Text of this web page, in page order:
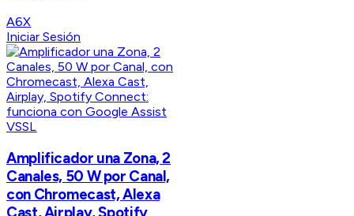
A6X
Iniciar Sesión
VSSL
Amplificador una Zona, 2
Canales, 50 W por Canal,
con Chromecast, Alexa
Cast, Airplay, Spotify